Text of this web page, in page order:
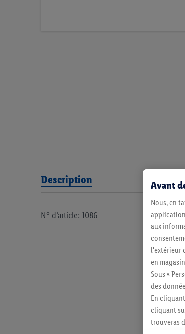
Description
N° d’article: 1086
Avant
Nous, en
aux
l'extérieur
en
Sous «
des
En
cliquant
trouveras